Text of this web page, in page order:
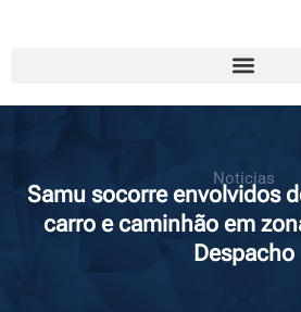
Notícias
Samu socorre envolvidos
carro e caminhão em
Despacho